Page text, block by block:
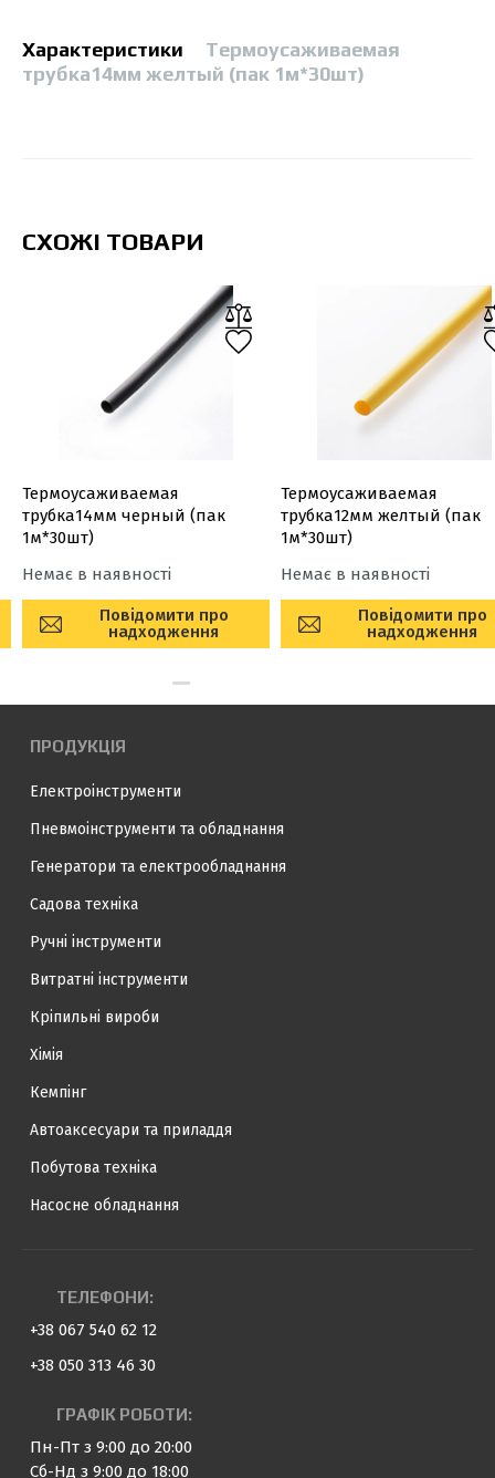
Характеристики
Термоусаживаемая
трубка14мм желтый (пак 1м*30шт)
СХОЖІ ТОВАРИ
Термоусаживаемая
трубка14мм черный (пак
1м*30шт)
Немає в наявності
Повідомити про
надходження
Термоусаживаемая
трубка12мм желтый (пак
1м*30шт)
Немає в наявності
Повідомити про
надходження
ПРОДУКЦІЯ
Електроінструменти
Пневмоінструменти та обладнання
Генератори та електрообладнання
Садова техніка
Ручні інструменти
Витратні інструменти
Кріпильні вироби
Хімія
Кемпінг
Автоаксесуари та приладдя
Побутова техніка
Насосне обладнання
ТЕЛЕФОНИ:
+38 067 540 62 12
+38 050 313 46 30
ГРАФІК РОБОТИ:
Пн-Пт з 9:00 до 20:00
Сб-Нд з 9:00 до 18:00